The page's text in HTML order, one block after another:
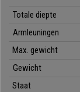
Ideaal voor
• Zitting met
• Zeer praktisch en
Totale diepte
Armleuningen
Max. gewicht
Gewicht
Staat